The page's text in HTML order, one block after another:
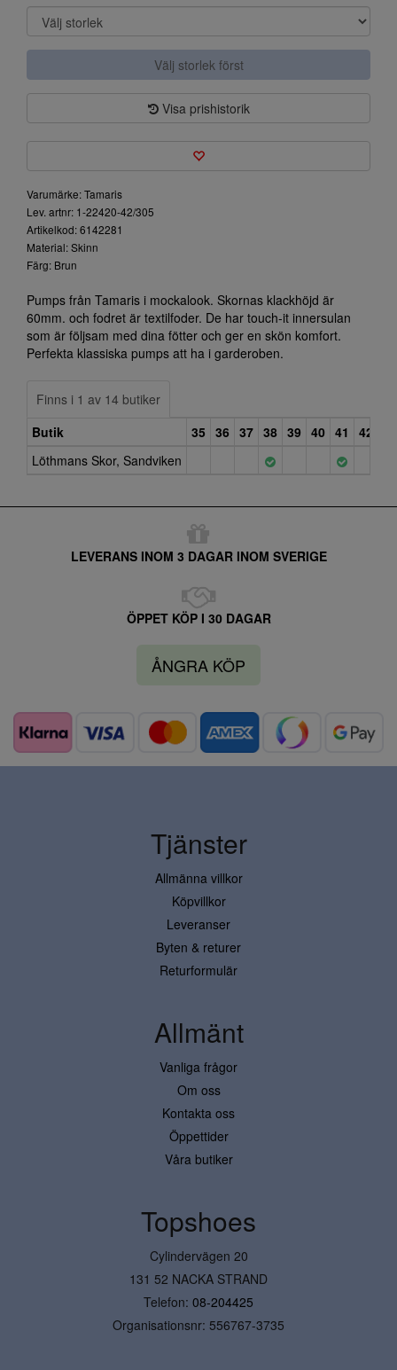
Välj storlek först
Visa prishistorik
Varumärke: Tamaris
Lev. artnr: 1-22420-42/305
Artikelkod: 6142281
Material: Skinn
Färg: Brun
Pumps från Tamaris i mockalook. Skornas klackhöjd är
60mm. och fodret är textilfoder. De har touch-it innersulan
som är följsam med dina fötter och ger en skön komfort.
Perfekta klassiska pumps att ha i garderoben.
Finns i 1 av 14 butiker
Butik
35 36 37 38 39 40 41 42
Löthmans Skor, Sandviken
LEVERANS INOM 3 DAGAR INOM SVERIGE
ÖPPET KÖP I 30 DAGAR
ÅNGRA KÖP
Tjänster
Allmänna villkor
Köpvillkor
Leveranser
Byten & returer
Returformulär
Allmänt
Vanliga frågor
Om oss
Kontakta oss
Öppettider
Våra butiker
Topshoes
Cylindervägen 20
131 52 NACKA STRAND
Telefon: 08-204425
Organisationsnr: 556767-3735